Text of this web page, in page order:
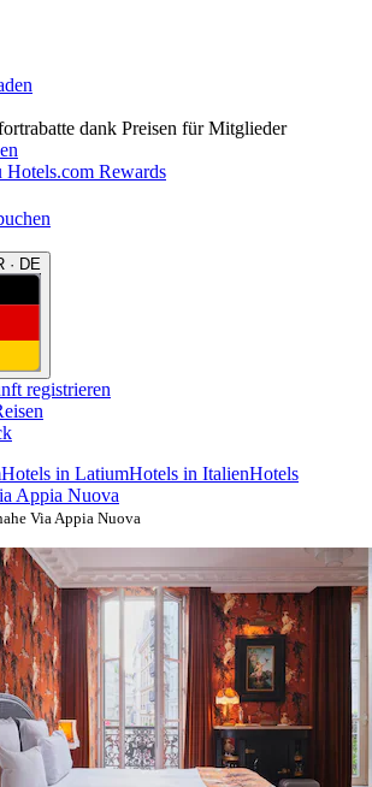
dank Preisen für Mitglieder
Hotels.com Rewards
· DE
registrieren
Hotels in LatiumHotels in ItalienHotels
Appia Nuova
Via Appia Nuova